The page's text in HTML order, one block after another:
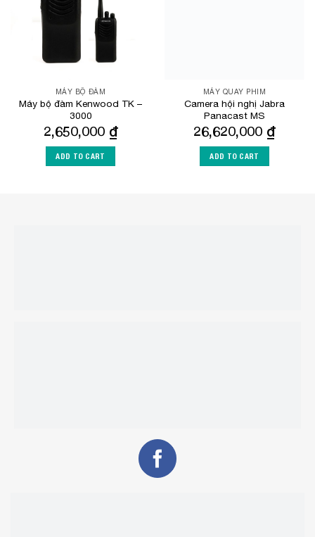
MÁY BỘ ĐÀM
Máy bộ đàm Kenwood TK –
3000
2,650,000 ₫
ADD TO CART
MÁY QUAY PHIM
Camera hội nghị Jabra
Panacast MS
26,620,000 ₫
ADD TO CART